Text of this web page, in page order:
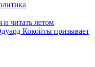
и читать летом
Кокойты призывает